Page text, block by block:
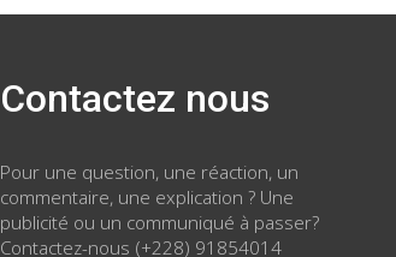
Contactez nous
Pour une question, une réaction, un
commentaire, une explication ? Une
publicité ou un communiqué à passer?
Contactez-nous (+228) 91854014